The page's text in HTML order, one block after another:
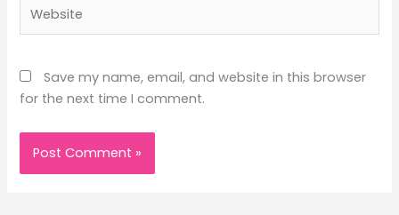
Save my name, email, and website in this browser
for the next time I comment.